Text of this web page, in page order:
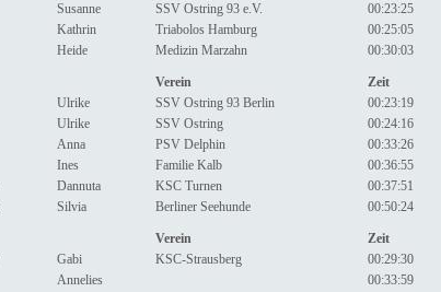
Susanne SSV Ostring 93 e.V. 00:23:25
Kathrin Triabolos Hamburg 00:25:05
Heide Medizin Marzahn 00:30:03
Verein Zeit
Ulrike SSV Ostring 93 Berlin 00:23:19
Ulrike SSV Ostring 00:24:16
Anna PSV Delphin 00:33:26
Ines Familie Kalb 00:36:55
Dannuta KSC Turnen 00:37:51
Silvia Berliner Seehunde 00:50:24
Verein Zeit
Gabi KSC-Strausberg 00:29:30
Annelies 00:33:59